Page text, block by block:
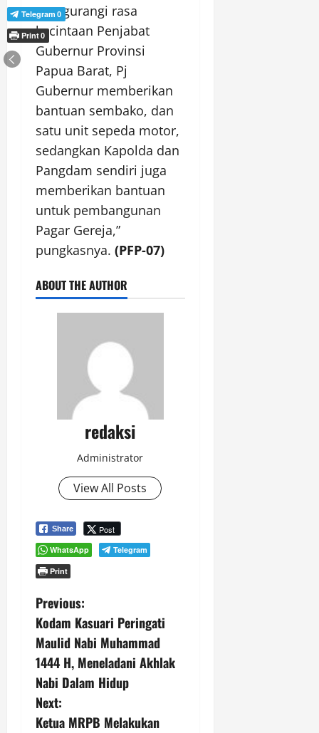
mengurangi rasa
kecintaan Penjabat
Gubernur Provinsi
Papua Barat, Pj
Gubernur memberikan
bantuan sembako, dan
satu unit sepeda motor,
sedangkan Kapolda dan
Pangdam sendiri juga
memberikan bantuan
untuk pembangunan
Pagar Gereja,”
pungkasnya. (PFP-07)
ABOUT THE AUTHOR
redaksi
Administrator
View All Posts
Share Post
WhatsApp
Telegram
Print
P
o
s
t
n
Previous:
Kodam Kasuari Peringati
Maulid Nabi Muhammad
1444 H, Meneladani Akhlak
Nabi Dalam Hidup
Next:
Ketua MRPB Melakukan
Telegram 0
Print0